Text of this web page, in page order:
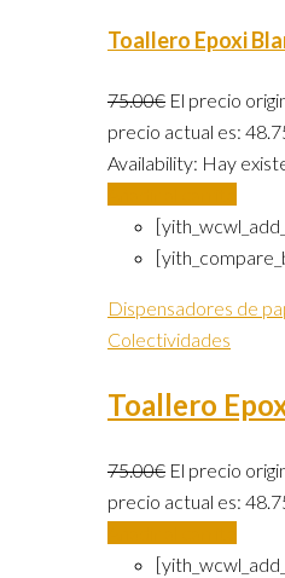
Toallero Epoxi
75.00€ El precio
precio actual es:
Availability: Hay
Dispensadores de
Colectividades
Toallero
75.00€ El precio
precio actual es: